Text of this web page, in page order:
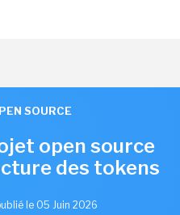
SOURCE
open source
des tokens
le 05 Juin 2026